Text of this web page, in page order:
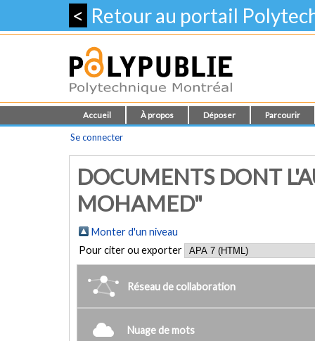
< Retour au portail
Accueil À propos Déposer Parcourir
Se connecter
DOCUMENTS DONT
MOHAMED"
Monter d'un niveau
Pour citer ou exporter
Réseau de collaboration
Nuage de mots